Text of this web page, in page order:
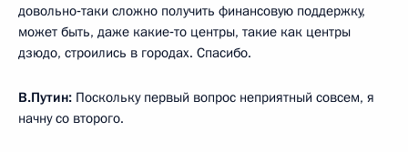
довольно‑таки сложно получить финансовую поддержку,
может быть, даже какие‑то центры, такие как центры
дзюдо, строились в городах. Спасибо.
В.Путин: Поскольку первый вопрос неприятный совсем, я
начну со второго.